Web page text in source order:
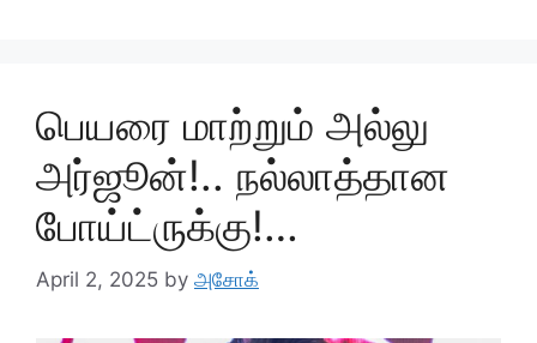
பெயரை மாற்றும் அல்லு
அர்ஜூன்!.. நல்லாத்தான
போய்ட்ருக்கு!…
April 2, 2025 by அசோக்